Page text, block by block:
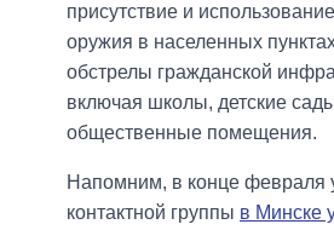
присутствие и
оружия в населенных
обстрелы гражданской
включая школы, детские
общественные помещения.
Напомним, в конце февраля
контактной группы в Минске